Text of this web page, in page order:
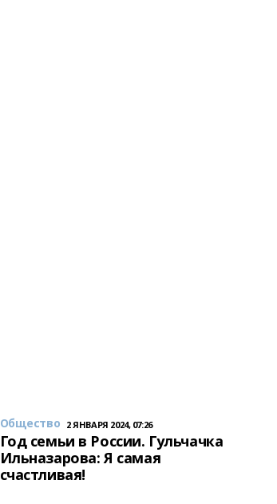
Общество 2 ЯНВАРЯ 2024, 07:26
Год семьи в России. Гульчачка
Ильназарова: Я самая
счастливая!